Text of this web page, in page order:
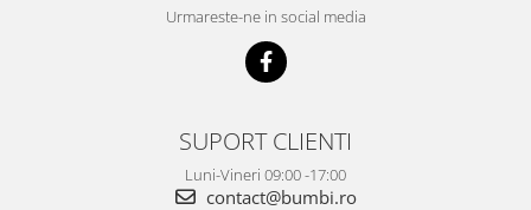
Urmareste-ne in social media
SUPORT CLIENTI
Luni-Vineri 09:00 -17:00
contact@bumbi.ro